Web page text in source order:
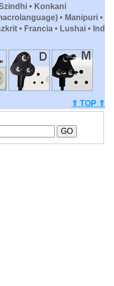
• Konkani
• Manipuri •
• Francia • Lushai • Ind
⇑ TOP ⇑